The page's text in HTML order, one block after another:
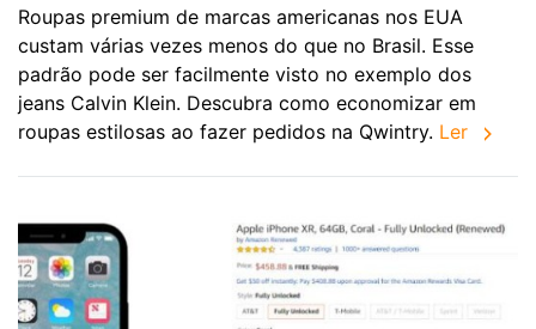
Roupas premium de marcas americanas nos EUA
custam várias vezes menos do que no Brasil. Esse
padrão pode ser facilmente visto no exemplo dos
jeans Calvin Klein. Descubra como economizar em
roupas estilosas ao fazer pedidos na Qwintry. Ler